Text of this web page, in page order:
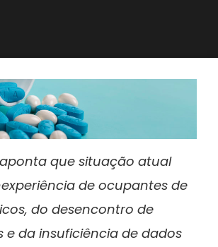
que situação atual
de ocupantes de
do desencontro de
e da insuficiência de dados